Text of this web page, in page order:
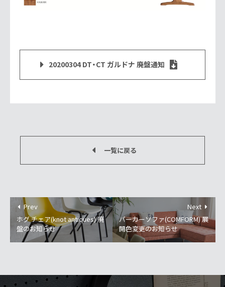
20200304 DT・CT ガルドナ 廃盤通知
一覧に戻る
Prev
ホグ チェア(knot antiques) 廃
盤のお知らせ
Next
パーカーソファ(COMFORM) 展
開色変更のお知らせ